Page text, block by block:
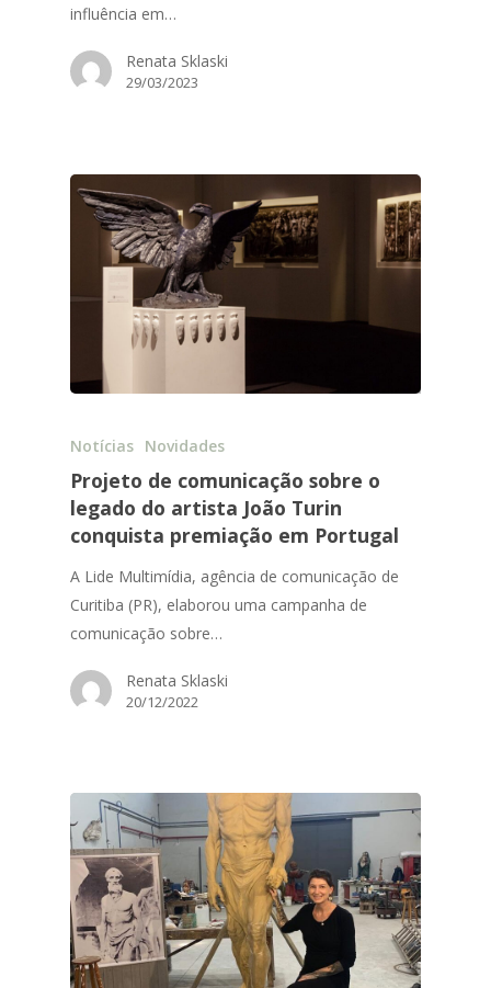
influência em…
Renata Sklaski
29/03/2023
Notícias Novidades
Projeto de comunicação sobre o
legado do artista João Turin
conquista premiação em Portugal
A Lide Multimídia, agência de comunicação de
Curitiba (PR), elaborou uma campanha de
comunicação sobre…
Renata Sklaski
20/12/2022